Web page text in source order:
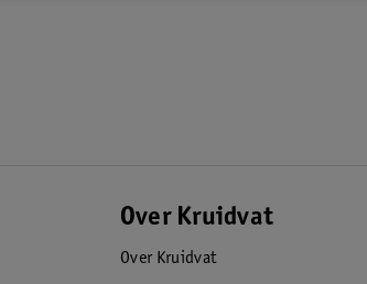
Over Kruidvat
Over Kruidvat